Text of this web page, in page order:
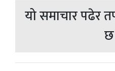
यो समाचार पढेर